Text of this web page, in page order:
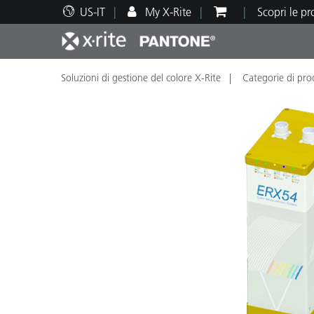
US-IT My X-Rite
Scopri le
Principali prodotti
Stampa e Packaging
Tessile
Supporto tecnico
Risorse didattiche
Soluzioni di gestione del colore X-Rite Categorie di